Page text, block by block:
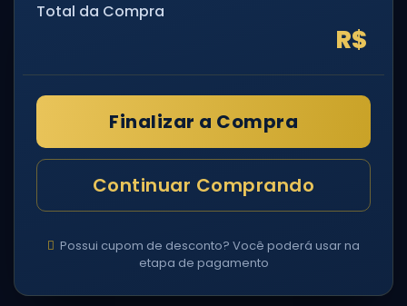
Total da Compra
R$
Finalizar a Compra
Continuar Comprando
Possui cupom de desconto? Você poderá usar na
etapa de pagamento